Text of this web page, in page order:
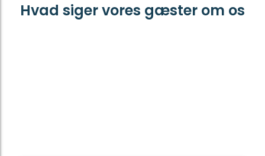
Hvad siger vores gæster om os